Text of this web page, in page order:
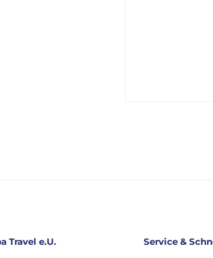
Travel e.U. Service &